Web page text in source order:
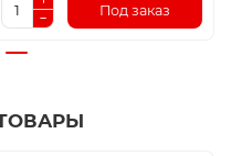
Под заказ